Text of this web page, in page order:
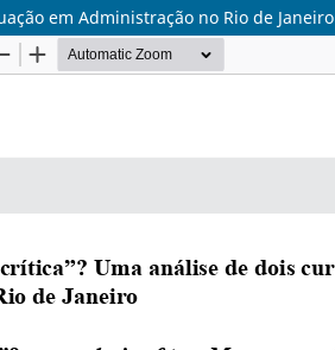
em Administração no Rio de Janeiro